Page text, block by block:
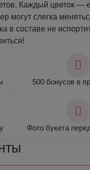
Каждый цветок —
могут слегка
в составе не
500 бонусов в
Фото букета